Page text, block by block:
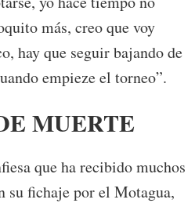
más, creo que voy
hay que seguir bajando de
empieze el torneo”.
MUERTE
que ha recibido muchos
su fichaje por el Motagua,